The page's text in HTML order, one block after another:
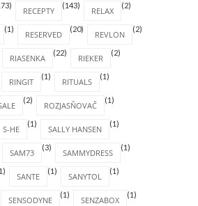
RECEPTY
(143)
RELAX
(2)
(1)
RESERVED
(20)
REVLON
(2)
RIASENKA
(22)
RIEKER
(2)
RINGIT
(1)
RITUALS
(1)
(2)
ROZJASŇOVAČ
(1)
S-HE
(1)
SALLY HANSEN
(1)
SAM73
(3)
SAMMYDRESS
(1)
SANTE
(1)
SANYTOL
(1)
SENSODYNE
(1)
SENZABOX
(1)